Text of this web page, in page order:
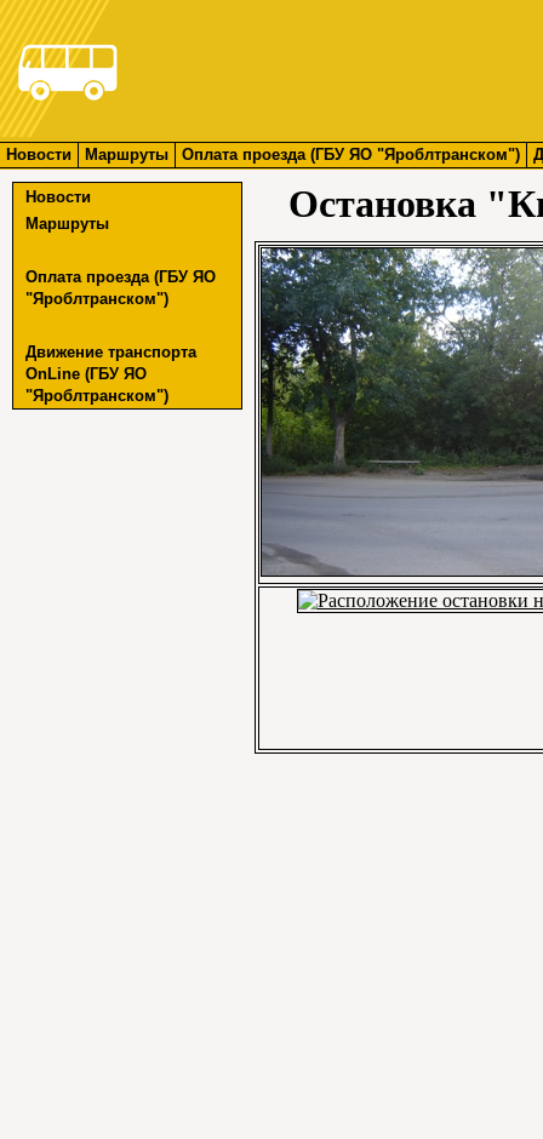
Новости Маршруты Оплата проезда (ГБУ ЯО "Яроблтранском")
Новости
Маршруты
Оплата проезда (ГБУ ЯО
"Яроблтранском")
Движение транспорта
OnLine (ГБУ ЯО
"Яроблтранском")
Остановка